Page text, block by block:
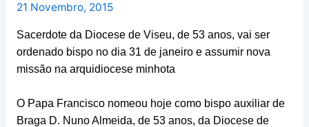
21 Novembro, 2015
Sacerdote da Diocese de Viseu, de 53 anos, vai ser
ordenado bispo no dia 31 de janeiro e assumir nova
missão na arquidiocese minhota
O Papa Francisco nomeou hoje como bispo auxiliar de
Braga D. Nuno Almeida, de 53 anos, da Diocese de